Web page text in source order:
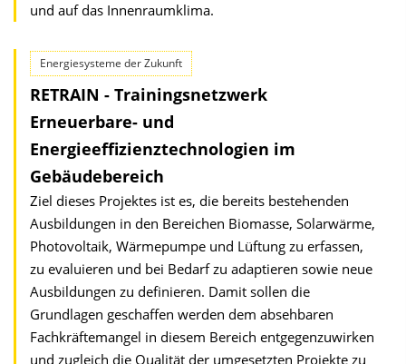
und auf das Innenraumklima.
Energiesysteme der Zukunft
RETRAIN - Trainingsnetzwerk
Erneuerbare- und
Energieeffizienztechnologien im
Gebäudebereich
Ziel dieses Projektes ist es, die bereits bestehenden
Ausbildungen in den Bereichen Biomasse, Solarwärme,
Photovoltaik, Wärmepumpe und Lüftung zu erfassen,
zu evaluieren und bei Bedarf zu adaptieren sowie neue
Ausbildungen zu definieren. Damit sollen die
Grundlagen geschaffen werden dem absehbaren
Fachkräftemangel in diesem Bereich entgegenzuwirken
und zugleich die Qualität der umgesetzten Projekte zu